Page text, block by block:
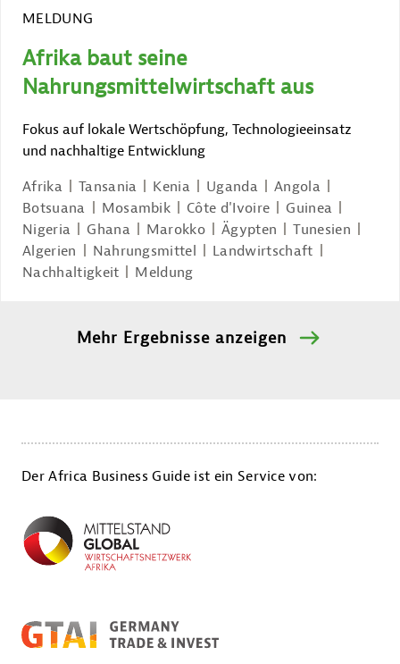
MELDUNG
Afrika baut seine
Nahrungsmittelwirtschaft aus
Fokus auf lokale Wertschöpfung, Technologieeinsatz
und nachhaltige Entwicklung
Afrika
Tansania Kenia Uganda
Angola
Botsuana
Mosambik Côte d'Ivoire
Guinea
Nigeria
Ghana Marokko Ägypten
Tunesien
Algerien
Nahrungsmittel
Landwirtschaft
Nachhaltigkeit
Meldung
Mehr Ergebnisse anzeigen
Der Africa Business Guide ist ein Service von: